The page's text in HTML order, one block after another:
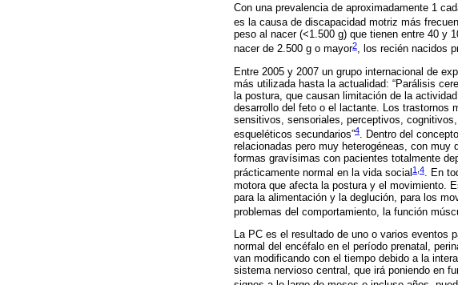
Con una prevalencia de aproximadamente 1
es la causa de discapacidad motriz más
peso al nacer (<1.500 g) que tienen entre 40 y
nacer de 2.500 g o mayor2, los recién nacidos
Entre 2005 y 2007 un grupo internacional de
más utilizada hasta la actualidad: “Parálisis
la postura, que causan limitación de la
desarrollo del feto o el lactante. Los trastornos
sensitivos, sensoriales, perceptivos,
esqueléticos secundarios”4. Dentro del
relacionadas pero muy heterogéneas, con
formas gravísimas con pacientes totalmente
prácticamente normal en la vida social 1 4. En
motora que afecta la postura y el movimiento.
para la alimentación y la deglución, para los
problemas del comportamiento, la función
La PC es el resultado de uno o varios eventos
normal del encéfalo en el período prenatal,
van modificando con el tiempo debido a la
sistema nervioso central, que irá poniendo en